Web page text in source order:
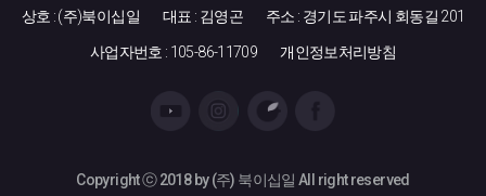
상호 : (주)북이십일 대표 : 김영곤 주소 : 경기도 파주시 회동길 201
사업자번호 : 105-86-11709 개인정보처리방침
Copyright ⓒ 2018 by (주) 북이십일 All right reserved